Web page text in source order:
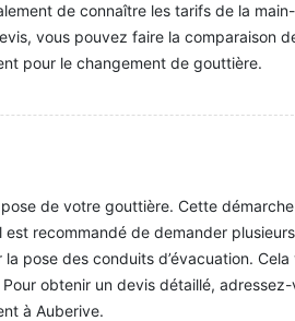
de connaître les tarifs de la
vous pouvez faire la comparaison
pour le changement de gouttière.
de votre gouttière. Cette
recommandé de demander
pose des conduits d’évacuation. Cela
obtenir un devis détaillé, adressez-
à Auberive.